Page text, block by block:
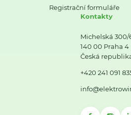
Registrační formuláře
Kontakty
Michelská 300/
140 00 Praha 4
Česká
+420 241 091